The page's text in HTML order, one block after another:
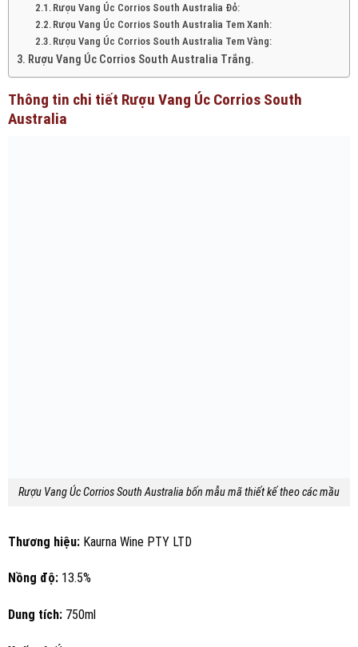
Rượu Vang Úc Corrios South Australia Đỏ:
Rượu Vang Úc Corrios South Australia Tem Xanh:
Rượu Vang Úc Corrios South Australia Tem Vàng:
Rượu Vang Úc Corrios South Australia Trắng.
Thông tin chi tiết Rượu Vang Úc Corrios South
Australia
Rượu Vang Úc Corrios South Australia bốn mẫu mã thiết kế theo các mầu
Thương hiệu: Kaurna Wine PTY LTD
Nồng độ: 13.5%
Dung tích: 750ml